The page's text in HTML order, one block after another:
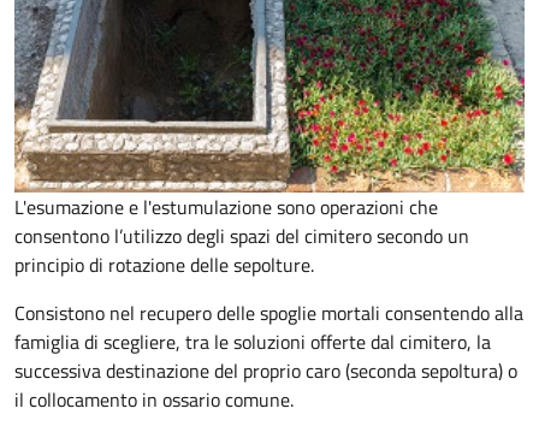
L'esumazione e l'estumulazione sono operazioni che
consentono l’utilizzo degli spazi del cimitero secondo un
principio di rotazione delle sepolture.
Consistono nel recupero delle spoglie mortali consentendo alla
famiglia di scegliere, tra le soluzioni offerte dal cimitero, la
successiva destinazione del proprio caro (seconda sepoltura)o
il collocamento in ossario comune.